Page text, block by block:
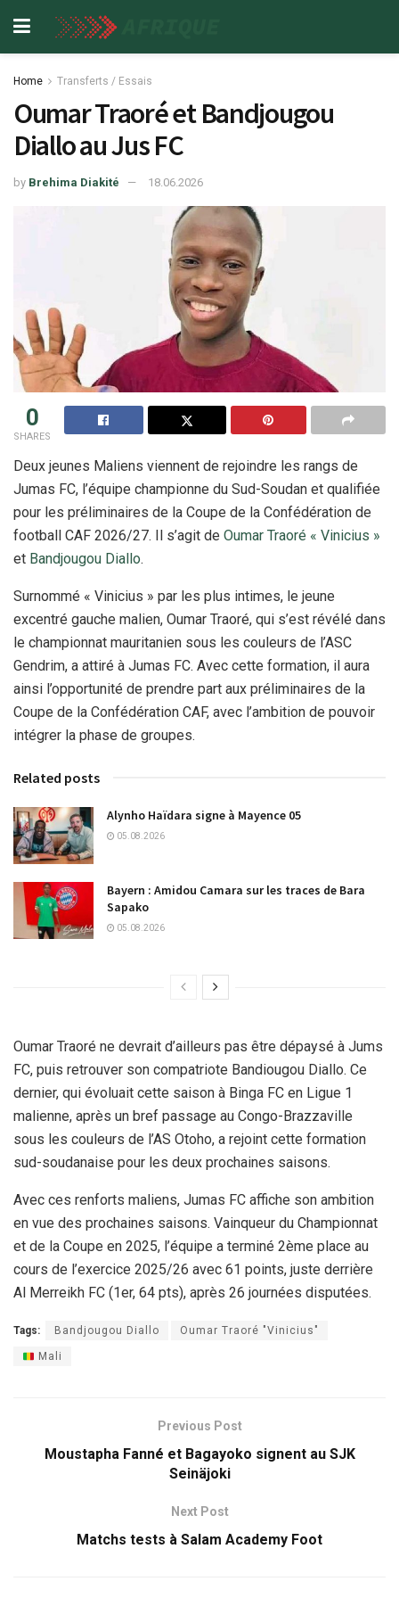
Home Transferts / Essais
Oumar Traoré et Bandjougou
Diallo au Jus FC
by Brehima Diakité 18.06.2026
0
SHARES
Deux jeunes Maliens viennent de rejoindre les rangs de
Jumas FC, l’équipe championne du Sud-Soudan et qualifiée
pour les préliminaires de la Coupe de la Confédération de
football CAF 2026/27. Il s’agit de Oumar Traoré « Vinicius »
et Bandjougou Diallo.
Surnommé « Vinicius » par les plus intimes, le jeune
excentré gauche malien, Oumar Traoré, qui s’est révélé dans
le championnat mauritanien sous les couleurs de l’ASC
Gendrim, a attiré à Jumas FC. Avec cette formation, il aura
ainsi l’opportunité de prendre part aux préliminaires de la
Coupe de la Confédération CAF, avec l’ambition de pouvoir
intégrer la phase de groupes.
Related posts
Alynho Haïdara signe à Mayence 05
05.08.2026
Bayern : Amidou Camara sur les traces de Bara
Sapako
05.08.2026
Oumar Traoré ne devrait d’ailleurs pas être dépaysé à Jums
FC, puis retrouver son compatriote Bandiougou Diallo. Ce
dernier, qui évoluait cette saison à Binga FC en Ligue 1
malienne, après un bref passage au Congo-Brazzaville
sous les couleurs de l’AS Otoho, a rejoint cette formation
sud-soudanaise pour les deux prochaines saisons.
Avec ces renforts maliens, Jumas FC affiche son ambition
en vue des prochaines saisons. Vainqueur du Championnat
et de la Coupe en 2025, l’équipe a terminé 2ème place au
cours de l’exercice 2025/26 avec 61 points, juste derrière
Al Merreikh FC (1er, 64 pts), après 26 journées disputées.
Tags: Bandjougou Diallo Oumar Traoré "Vinicius"
Mali
Previous Post
Moustapha Fanné et Bagayoko signent au SJK
Seinäjoki
Next Post
Matchs tests à Salam Academy Foot